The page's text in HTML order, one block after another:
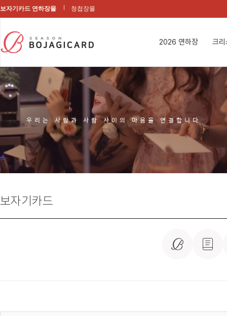
보자기카드 연하장몰 청첩장몰
2026 연하장 크
우리는 사람과 사람 사이의 마음을 연결합니다
보자기카드